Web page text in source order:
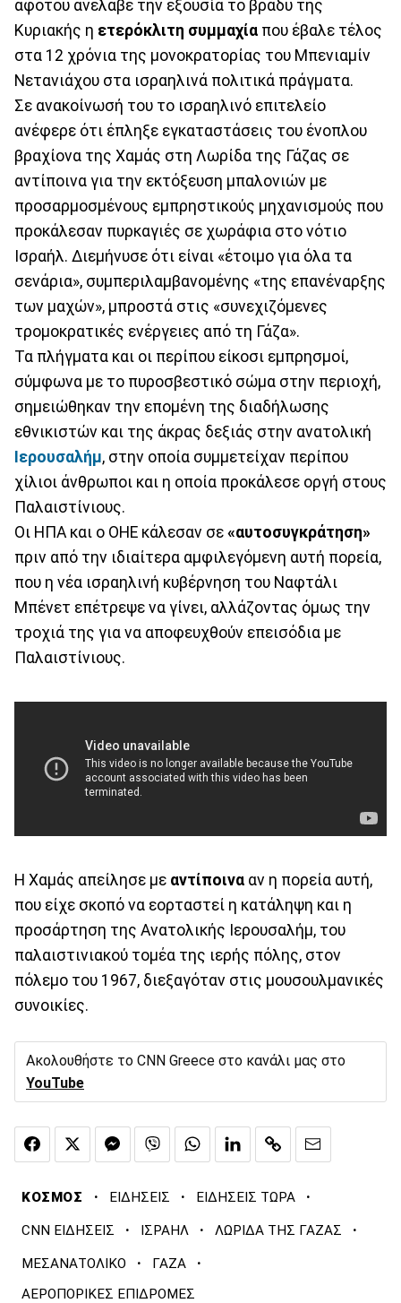
αφότου ανέλαβε την εξουσία το βράδυ της
Κυριακής η ετερόκλιτη συμμαχία που έβαλε τέλος
στα 12 χρόνια της μονοκρατορίας του Μπενιαμίν
Νετανιάχου στα ισραηλινά πολιτικά πράγματα.
Σε ανακοίνωσή του το ισραηλινό επιτελείο
ανέφερε ότι έπληξε εγκαταστάσεις του ένοπλου
βραχίονα της Χαμάς στη Λωρίδα της Γάζας σε
αντίποινα για την εκτόξευση μπαλονιών με
προσαρμοσμένους εμπρηστικούς μηχανισμούς που
προκάλεσαν πυρκαγιές σε χωράφια στο νότιο
Ισραήλ. Διεμήνυσε ότι είναι «έτοιμο για όλα τα
σενάρια», συμπεριλαμβανομένης «της επανέναρξης
των μαχών», μπροστά στις «συνεχιζόμενες
τρομοκρατικές ενέργειες από τη Γάζα».
Τα πλήγματα και οι περίπου είκοσι εμπρησμοί,
σύμφωνα με το πυροσβεστικό σώμα στην περιοχή,
σημειώθηκαν την επομένη της διαδήλωσης
εθνικιστών και της άκρας δεξιάς στην ανατολική
Ιερουσαλήμ, στην οποία συμμετείχαν περίπου
χίλιοι άνθρωποι και η οποία προκάλεσε οργή στους
Παλαιστίνιους.
Οι ΗΠΑ και ο ΟΗΕ κάλεσαν σε «αυτοσυγκράτηση»
πριν από την ιδιαίτερα αμφιλεγόμενη αυτή πορεία,
που η νέα ισραηλινή κυβέρνηση του Ναφτάλι
Μπένετ επέτρεψε να γίνει, αλλάζοντας όμως την
τροχιά της για να αποφευχθούν επεισόδια με
Παλαιστίνιους.
Η Χαμάς απείλησε με αντίποινα αν η πορεία αυτή,
που είχε σκοπό να εορταστεί η κατάληψη και η
προσάρτηση της Ανατολικής Ιερουσαλήμ, του
παλαιστινιακού τομέα της ιερής πόλης, στον
πόλεμο του 1967, διεξαγόταν στις μουσουλμανικές
συνοικίες.
Ακολουθήστε το CNN Greece στο κανάλι μας στο
YouTube
ΚΟΣΜΟΣ · ΕΙΔΗΣΕΙΣ · ΕΙΔΗΣΕΙΣ ΤΩΡΑ ·
CNN ΕΙΔΗΣΕΙΣ · ΙΣΡΑΗΛ · ΛΩΡΙΔΑ ΤΗΣ ΓΑΖΑΣ ·
ΜΕΣΑΝΑΤΟΛΙΚΟ · ΓΑΖΑ ·
ΑΕΡΟΠΟΡΙΚΕΣ ΕΠΙΔΡΟΜΕΣ